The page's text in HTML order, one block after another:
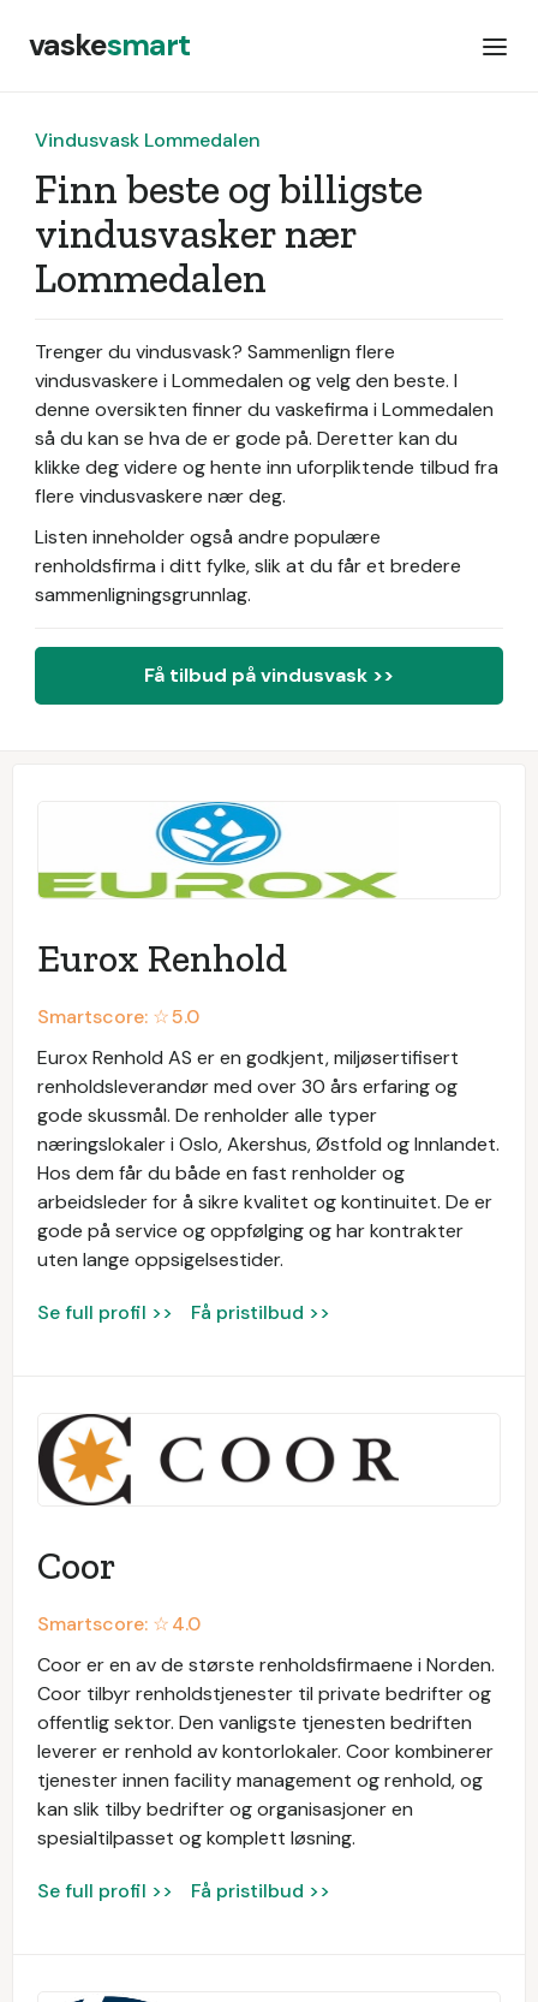
vaskesmart
Vindusvask Lommedalen
Finn beste og billigste
vindusvasker nær
Lommedalen
Trenger du vindusvask? Sammenlign flere
vindusvaskere i Lommedalen og velg den beste. I
denne oversikten finner du vaskefirma i Lommedalen
så du kan se hva de er gode på. Deretter kan du
klikke deg videre og hente inn uforpliktende tilbud fra
flere vindusvaskere nær deg.
Listen inneholder også andre populære
renholdsfirma i ditt fylke, slik at du får et bredere
sammenligningsgrunnlag.
Få tilbud på vindusvask >>
Eurox Renhold
Smartscore: ☆5.0
Eurox Renhold AS er en godkjent, miljøsertifisert
renholdsleverandør med over 30 års erfaring og
gode skussmål. De renholder alle typer
næringslokaler i Oslo, Akershus, Østfold og Innlandet.
Hos dem får du både en fast renholder og
arbeidsleder for å sikre kvalitet og kontinuitet. De er
gode på service og oppfølging og har kontrakter
uten lange oppsigelsestider.
Se full profil >> Få pristilbud >>
Coor
Smartscore: ☆4.0
Coor er en av de største renholdsfirmaene i Norden.
Coor tilbyr renholdstjenester til private bedrifter og
offentlig sektor. Den vanligste tjenesten bedriften
leverer er renhold av kontorlokaler. Coor kombinerer
tjenester innen facility management og renhold, og
kan slik tilby bedrifter og organisasjoner en
spesialtilpasset og komplett løsning.
Se full profil >> Få pristilbud >>